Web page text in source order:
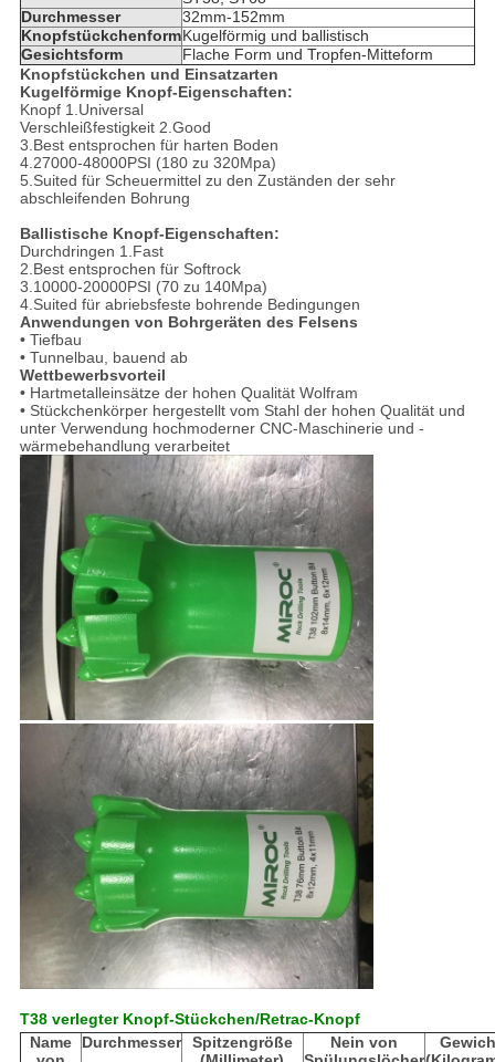
Durchmesser
32mm-152mm
KnopfstückchenformKugelförmig und ballistisch
Gesichtsform
Flache Form und Tropfen-Mitteform
Knopfstückchen und Einsatzarten
Kugelförmige Knopf-Eigenschaften:
Knopf 1.Universal
Verschleißfestigkeit 2.Good
3.Best entsprochen für harten Boden
4.27000-48000PSI (180 zu 320Mpa)
5.Suited für Scheuermittel zu den Zuständen der sehr
abschleifenden Bohrung
Ballistische Knopf-Eigenschaften:
Durchdringen 1.Fast
2.Best entsprochen für Softrock
3.10000-20000PSI (70 zu 140Mpa)
4.Suited für abriebsfeste bohrende Bedingungen
Anwendungen von Bohrgeräten des Felsens
• Tiefbau
• Tunnelbau, bauend ab
Wettbewerbsvorteil
• Hartmetalleinsätze der hohen Qualität Wolfram
• Stückchenkörper hergestellt vom Stahl der hohen Qualität und
unter Verwendung hochmoderner CNC-Maschinerie und -
wärmebehandlung verarbeitet
T38 verlegter Knopf-Stückchen/Retrac-Knopf
Name
Durchmesser
Spitzengröße
Nein von